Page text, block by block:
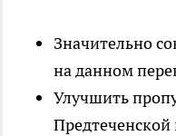
Значительно
на данном
Улучшить
Предтеченской